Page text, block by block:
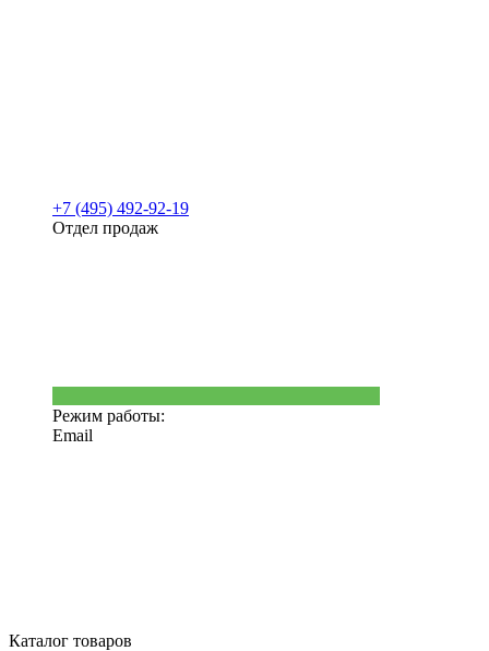
+7 (495) 492-92-19
Отдел продаж
Режим работы:
Email
Каталог товаров